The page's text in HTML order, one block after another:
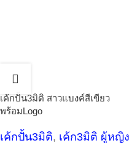
เค้กปั้น3มิติ สาวแบงค์สีเขียว
พร้อมLogo
เค้กปั้น3มิติ, เค้ก3มิติ ผู้หญิง